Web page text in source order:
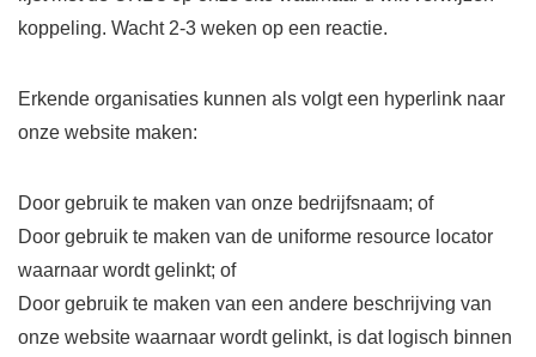
koppeling. Wacht 2-3 weken op een reactie.
Erkende organisaties kunnen als volgt een hyperlink naar
onze website maken:
Door gebruik te maken van onze bedrijfsnaam; of
Door gebruik te maken van de uniforme resource locator
waarnaar wordt gelinkt; of
Door gebruik te maken van een andere beschrijving van
onze website waarnaar wordt gelinkt, is dat logisch binnen